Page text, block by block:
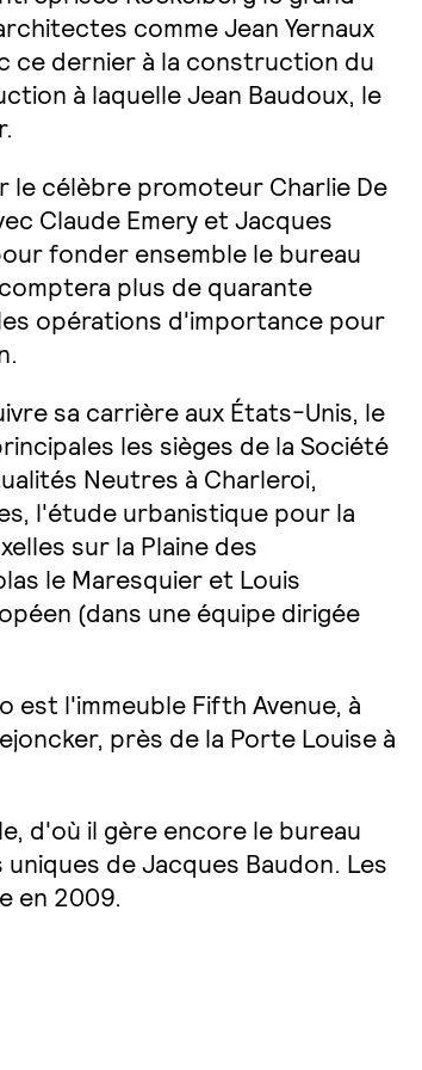
comme Jean Yernaux
ce dernier à la construction du
à laquelle Jean Baudoux, le
le célèbre promoteur Charlie De
Claude Emery et Jacques
fonder ensemble le bureau
plus de quarante
opérations d'importance pour
sa carrière aux États-Unis, le
les sièges de la Société
Neutres à Charleroi,
l'étude urbanistique pour la
sur la Plaine des
le Maresquier et Louis
(dans une équipe dirigée
l'immeuble Fifth Avenue, à
près de la Porte Louise à
d'où il gère encore le bureau
de Jacques Baudon. Les
en 2009.